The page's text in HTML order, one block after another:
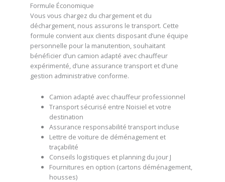
Formule Économique
Vous vous chargez du chargement et du
déchargement, nous assurons le transport. Cette
formule convient aux clients disposant d’une équipe
personnelle pour la manutention, souhaitant
bénéficier d’un camion adapté avec chauffeur
expérimenté, d’une assurance transport et d’une
gestion administrative conforme.
Camion adapté avec chauffeur professionnel
Transport sécurisé entre Noisiel et votre
destination
Assurance responsabilité transport incluse
Lettre de voiture de déménagement et
traçabilité
Conseils logistiques et planning du jour J
Fournitures en option (cartons déménagement,
housses)